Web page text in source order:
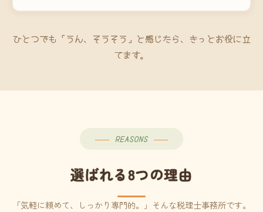
ひとつでも「うん、そうそう」と感じたら、きっとお役に立
てます。
REASONS
選ばれる8つの理由
「気軽に頼めて、しっかり専門的。」そんな税理士事務所です。